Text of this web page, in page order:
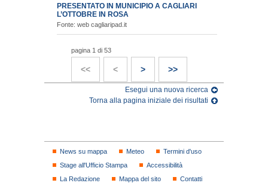
PRESENTATO IN MUNICIPIO A CAGLIARI
L’OTTOBRE IN ROSA
Fonte: web cagliaripad.it
pagina 1 di 53
<< < > >>
Esegui una nuova ricerca
Torna alla pagina iniziale dei risultati
News su mappa Meteo
Termini d'uso
Stage all'Ufficio Stampa
Accessibilità
La Redazione
Mappa del sito Contatti